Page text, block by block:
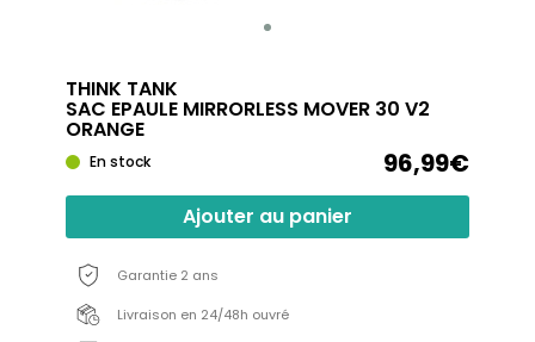
THINK TANK
SAC EPAULE MIRRORLESS MOVER 30 V2
ORANGE
En stock 96,99€
Ajouter au panier
Garantie 2 ans
Livraison en 24/48h ouvré